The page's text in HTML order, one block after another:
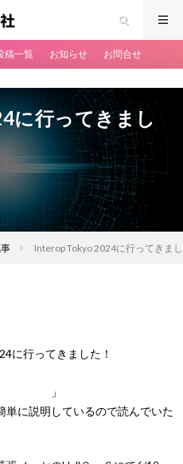
稿一覧 お知らせ お問合せ
に行ってきまし
Interop Tokyo 2024に行ってきま
に行ってきました！
」
に説明しているので読んでいた